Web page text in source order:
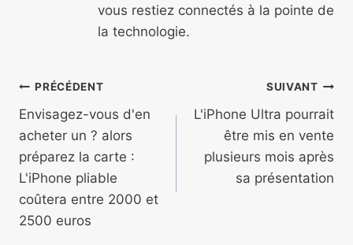
vous restiez connectés à la pointe de
la technologie.
Navigation
de
l’article
PRÉCÉDENT
Envisagez-vous d'en
acheter un ? alors
préparez la carte :
L'iPhone pliable
coûtera entre 2000 et
2500 euros
SUIVANT
L'iPhone Ultra pourrait
être mis en vente
plusieurs mois après
sa présentation